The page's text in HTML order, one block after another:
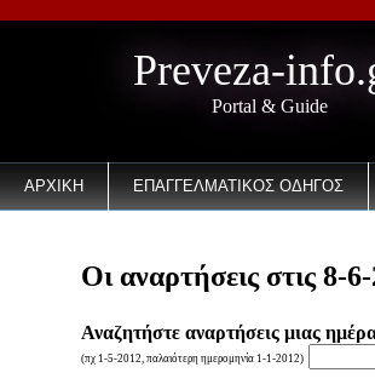
Preveza-
Portal & Guide
ΑΡΧΙΚΗ ΕΠΑΓΓΕΛΜΑΤΙΚΟΣ ΟΔΗΓΟΣ
Οι αναρτήσεις στις 8-
Αναζητήστε αναρτήσεις μιας
(πχ 1-5-2012, παλαιότερη ημερομηνία 1-1-2012)